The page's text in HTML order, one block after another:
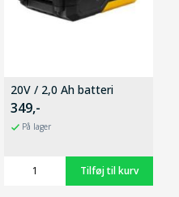
20V / 2,0 Ah batteri
349,-
På lager